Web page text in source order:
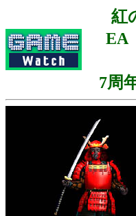
紅
EA
7周